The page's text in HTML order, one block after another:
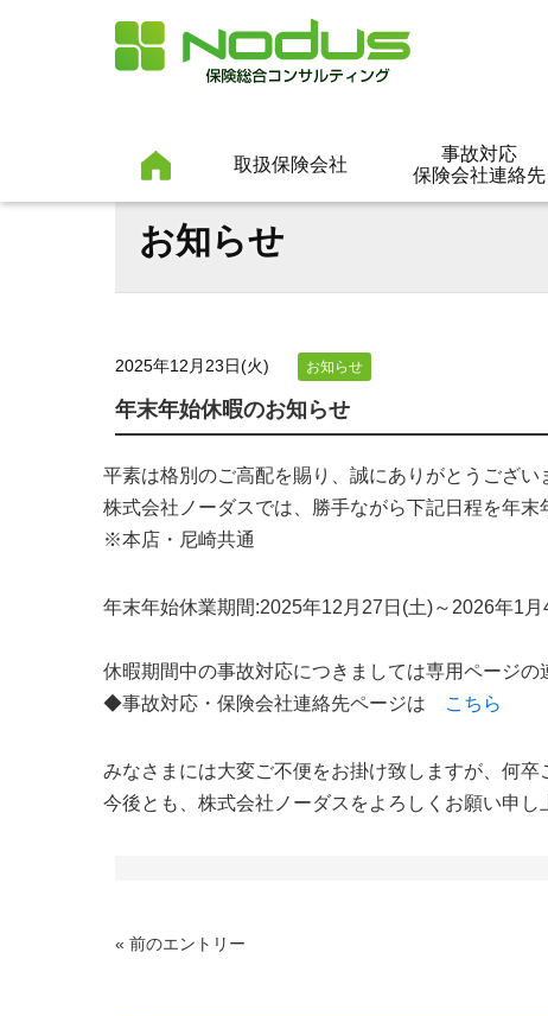
取扱保険会社
事故対応
保険会社連絡先
お知らせ
2025年12月23日(火) お知らせ
年末年始休暇のお知らせ
平素は格別のご高配を賜り、誠にありがとうござい
株式会社ノーダスでは、勝手ながら下記日程を年末
※本店・尼崎共通
年末年始休業期間:2025年12月27日(土)～2026年1月
休暇期間中の事故対応につきましては専用ページの
◆事故対応・保険会社連絡先ページは
こちら
みなさまには大変ご不便をお掛け致しますが、何卒
今後とも、株式会社ノーダスをよろしくお願い申し
« 前のエントリー